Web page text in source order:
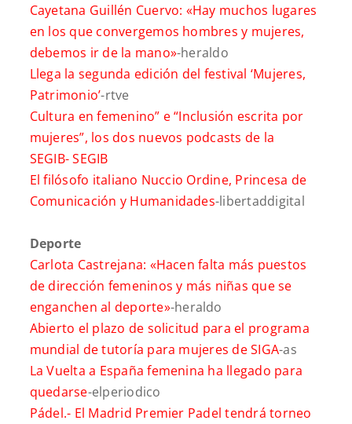
Cayetana Guillén Cuervo: «Hay muchos lugares
en los que convergemos hombres y mujeres,
debemos ir de la mano»-heraldo
Llega la segunda edición del festival ‘Mujeres,
Patrimonio’-rtve
Cultura en femenino” e “Inclusión escrita por
mujeres”, los dos nuevos podcasts de la
SEGIB-SEGIB
El filósofo italiano Nuccio Ordine, Princesa de
Comunicación y Humanidades-libertaddigital
Deporte
Carlota Castrejana: «Hacen falta más puestos
de dirección femeninos y más niñas que se
enganchen al deporte»-heraldo
Abierto el plazo de solicitud para el programa
mundial de tutoría para mujeres de SIGA-as
La Vuelta a España femenina ha llegado para
quedarse-elperiodico
Pádel.- El Madrid Premier Padel tendrá torneo